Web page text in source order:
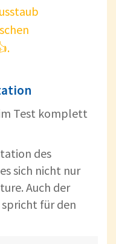
Test komplett
des
sich nicht nur
Auch der
für den